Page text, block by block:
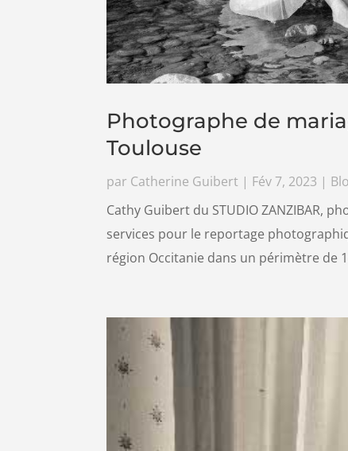
Photographe de
Toulouse
par Catherine Guibert | Fév 7, 2023 |
Cathy Guibert du STUDIO ZANZIBAR,
services pour le reportage
région Occitanie dans un périmètre de